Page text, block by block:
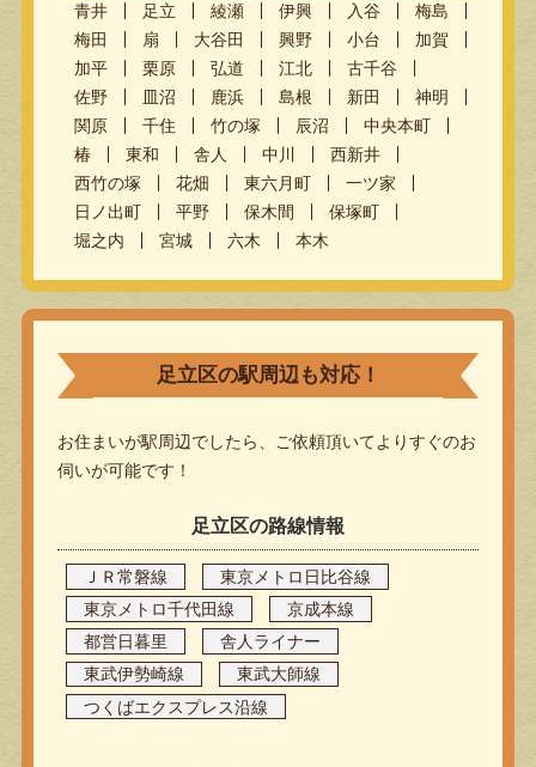
青井 足立 綾瀬 伊興 入谷
梅島
梅田
扇 大谷田 興野 小台
加賀
加平
栗原 弘道 江北
古千谷
佐野
皿沼 鹿浜 島根 新田
神明
関原
千住 竹の塚 辰沼
中央本町
椿
東和 舎人 中川
西新井
西竹の塚
花畑 東六月町
一ツ家
日ノ出町
平野 保木間
保塚町
堀之内
宮城 六木 本木
足立区の駅周辺も対応！
お住まいが駅周辺でしたら、ご依頼頂いてよりすぐのお
伺いが可能です！
足立区の路線情報
ＪＲ常磐線
東京メトロ日比谷線
東京メトロ千代田線
京成本線
都営日暮里
舎人ライナー
東武伊勢崎線
東武大師線
つくばエクスプレス沿線